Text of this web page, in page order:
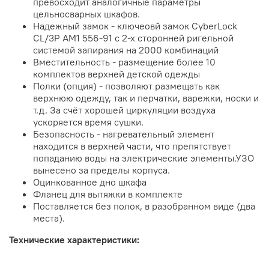
цельносварных шкафов.
Надежный замок - ключеовй замок CyberLock
CL/3P AM1 556-91 с 2-х сторонней ригельной
системой запирания на 2000 комбинаций
Вместительность - размещение более 10
комплектов верхней детской одежды
Полки (опция) - позволяют размещать как
верхнюю одежду, так и перчатки, варежки, носки и
т.д. За счёт хорошей циркуляции воздуха
ускоряется время сушки.
Безопасность - нагревательный элемент
находится в верхней части, что препятствует
попаданию воды на электрические элементы.УЗО
вынесено за пределы корпуса.
Оцинкованное дно шкафа
Фланец для вытяжки в комплекте
Поставляется без полок, в разобранном виде (два
места).
Технические характеристики: